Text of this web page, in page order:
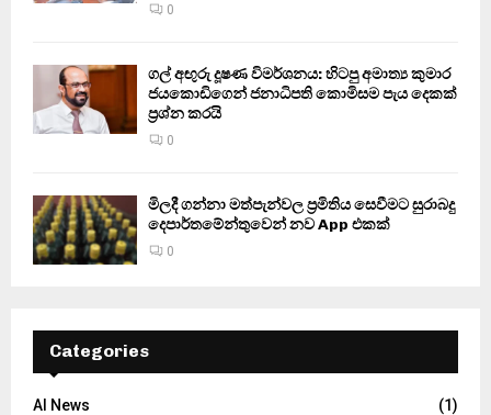
0
ගල් අඟුරු දූෂණ විමර්ශනය: හිටපු අමාත්‍ය කුමාර
ජයකොඩිගෙන් ජනාධිපති කොමිසම පැය දෙකක්
ප්‍රශ්න කරයි
0
මිලදී ගන්නා මත්පැන්වල ප්‍රමිතිය සෙවීමට සුරාබදු
දෙපාර්තමේන්තුවෙන් නව App එකක්
0
Categories
AI News
(1)